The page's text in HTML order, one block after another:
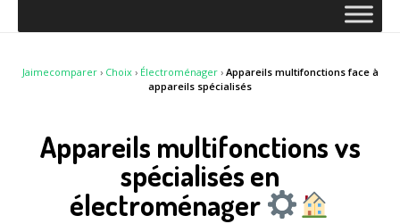
Jaimecomparer› Choix› Électroménager› Appareils multifonctions face à
appareils spécialisés
Appareils multifonctions vs
spécialisés en
électroménager